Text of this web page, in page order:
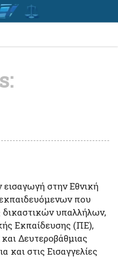
στην Εθνική
που
δικαστικών υπαλλήλων,
Εκπαίδευσης (ΠΕ),
Δευτεροβάθμιας
και στις Εισαγγελίες